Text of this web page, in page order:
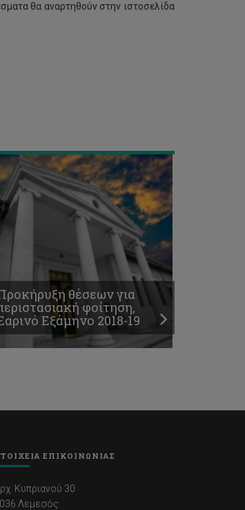
θα αναρτηθούν στην ιστοσελίδα
θέσεων για
φοίτηση,
Εξάμηνο 2018-19
ΕΠΙΚΟΙΝΩΝΙΑΣ
Κυπριανού 30
Λεμεσός